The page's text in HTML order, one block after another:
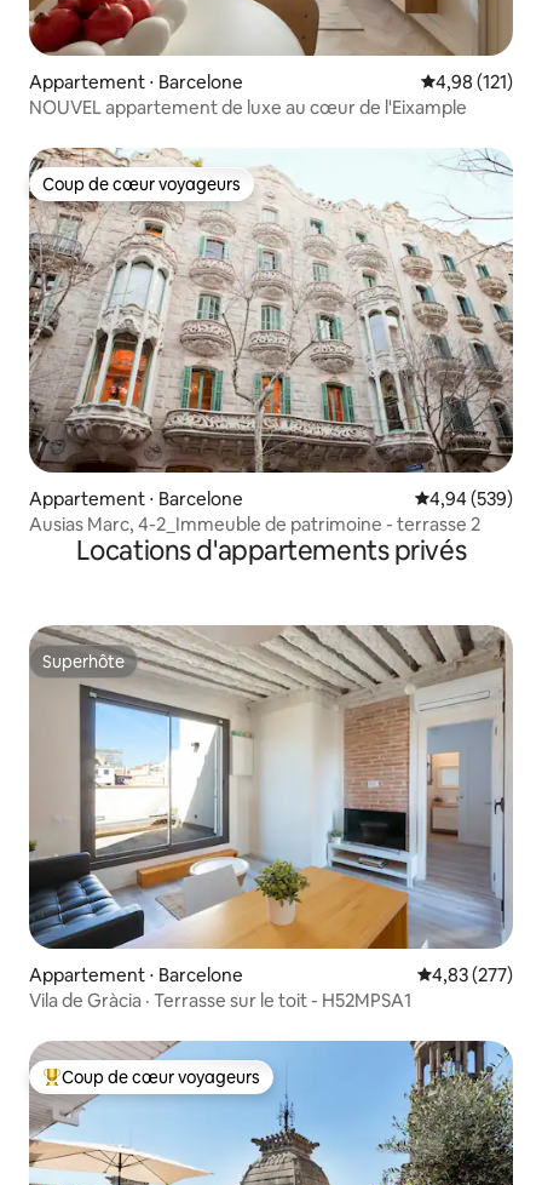
Appartement ⋅ Barcelone Évaluation
4,98 (121)
NOUVEL appartement de luxe au cœur de l'Eixample
Coup de cœur voyageurs
Coup de cœur voyageurs
Appartement ⋅ Barcelone Évaluation
4,94 (539)
Ausias Marc, 4-2_Immeuble de patrimoine - terrasse 2
Locations d'appartements privés
Superhôte
Superhôte
Appartement ⋅ Barcelone Évaluation
4,83 (277)
Vila de Gràcia · Terrasse sur le toit - H52MPSA1
Coups de cœur voyageurs les plus appréciés
Coup de cœur voyageurs